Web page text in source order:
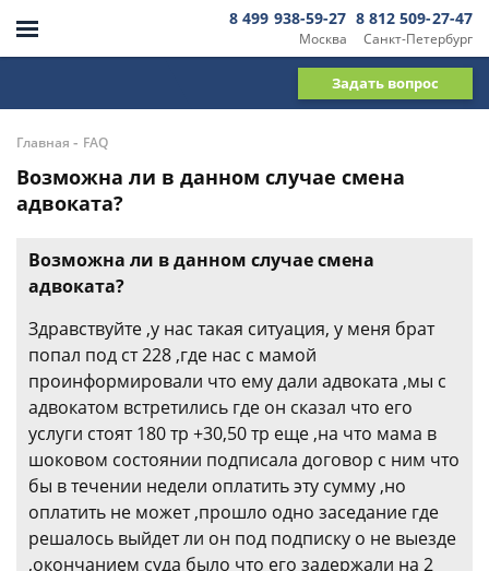
Москва
8 499 938-59-27
Санкт-Петербург
8 812 509-27-47
Задать вопрос
Главная - FAQ
Возможна ли в данном случае смена
адвоката?
Возможна ли в данном случае смена
адвоката?
Здравствуйте ,у нас такая ситуация, у меня брат
попал под ст 228 ,где нас с мамой
проинформировали что ему дали адвоката ,мы с
адвокатом встретились где он сказал что его
услуги стоят 180 тр +30,50 тр еще ,на что мама в
шоковом состоянии подписала договор с ним что
бы в течении недели оплатить эту сумму ,но
оплатить не может ,прошло одно заседание где
решалось выйдет ли он под подписку о не выезде
,окончанием суда было что его задержали на 2